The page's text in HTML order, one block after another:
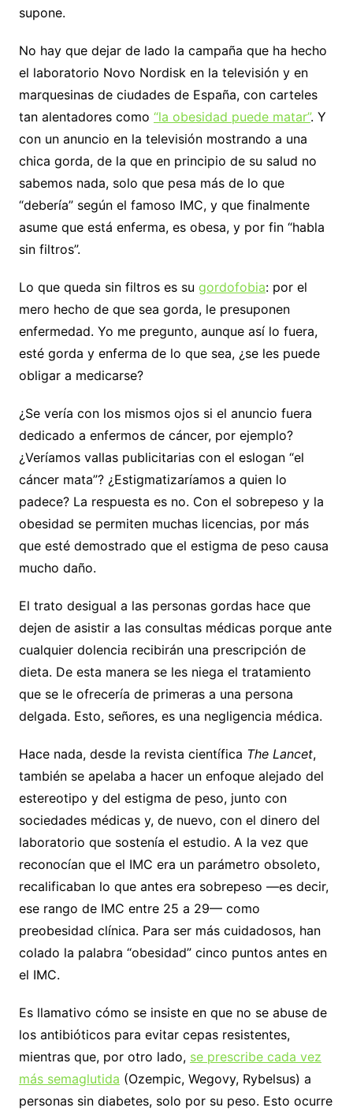
supone.
No hay que dejar de lado la campaña que ha hecho
el laboratorio Novo Nordisk en la televisión y en
marquesinas de ciudades de España, con carteles
tan alentadores como “la obesidad puede matar”. Y
con un anuncio en la televisión mostrando a una
chica gorda, de la que en principio de su salud no
sabemos nada, solo que pesa más de lo que
“debería” según el famoso IMC, y que finalmente
asume que está enferma, es obesa, y por fin “habla
sin filtros”.
Lo que queda sin filtros es su gordofobia: por el
mero hecho de que sea gorda, le presuponen
enfermedad. Yo me pregunto, aunque así lo fuera,
esté gorda y enferma de lo que sea, ¿se les puede
obligar a medicarse?
¿Se vería con los mismos ojos si el anuncio fuera
dedicado a enfermos de cáncer, por ejemplo?
¿Veríamos vallas publicitarias con el eslogan “el
cáncer mata”? ¿Estigmatizaríamos a quien lo
padece? La respuesta es no. Con el sobrepeso y la
obesidad se permiten muchas licencias, por más
que esté demostrado que el estigma de peso causa
mucho daño.
El trato desigual a las personas gordas hace que
dejen de asistir a las consultas médicas porque ante
cualquier dolencia recibirán una prescripción de
dieta. De esta manera se les niega el tratamiento
que se le ofrecería de primeras a una persona
delgada. Esto, señores, es una negligencia médica.
Hace nada, desde la revista científica The Lancet,
también se apelaba a hacer un enfoque alejado del
estereotipo y del estigma de peso, junto con
sociedades médicas y, de nuevo, con el dinero del
laboratorio que sostenía el estudio. A la vez que
reconocían que el IMC era un parámetro obsoleto,
recalificaban lo que antes era sobrepeso —es decir,
ese rango de IMC entre 25 a 29— como
preobesidad clínica. Para ser más cuidadosos, han
colado la palabra “obesidad” cinco puntos antes en
el IMC.
Es llamativo cómo se insiste en que no se abuse de
los antibióticos para evitar cepas resistentes,
mientras que, por otro lado, se prescribe cada vez
más semaglutida (Ozempic, Wegovy, Rybelsus) a
personas sin diabetes, solo por su peso. Esto ocurre